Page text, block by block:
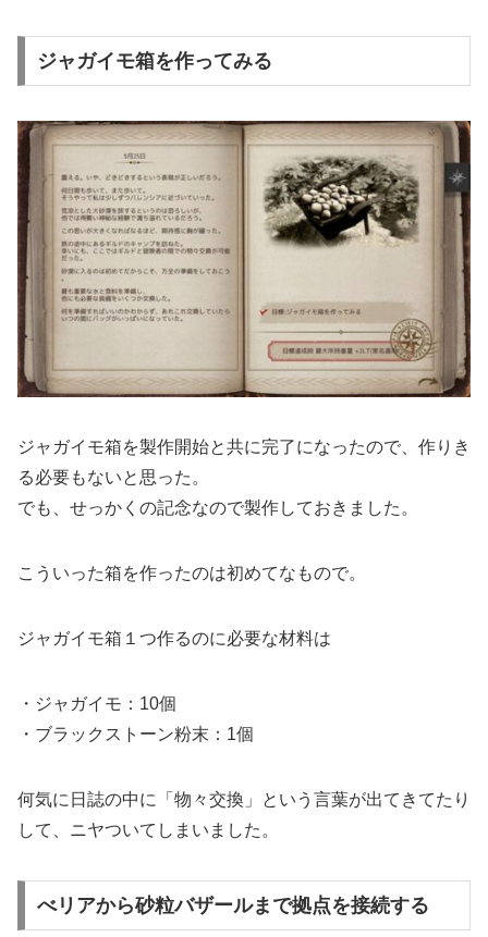
ジャガイモ箱を作ってみる
ジャガイモ箱を製作開始と共に完了になったので、作りき
る必要もないと思った。
でも、せっかくの記念なので製作しておきました。
こういった箱を作ったのは初めてなもので。
ジャガイモ箱１つ作るのに必要な材料は
・ジャガイモ：10個
・ブラックストーン粉末：1個
何気に日誌の中に「物々交換」という言葉が出てきてたり
して、ニヤついてしまいました。
べリアから砂粒バザールまで拠点を接続する